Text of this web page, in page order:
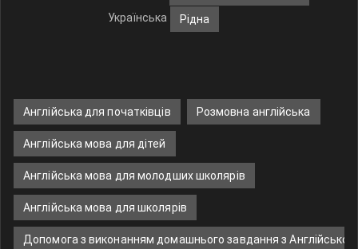
Українська
Рідна
Англійська для початківців Розмовна англійська
Англійська мова для дітей
Англійська мова для молодших школярів
Англійська мова для школярів
Допомога з виконанням домашнього завдання з Англійської